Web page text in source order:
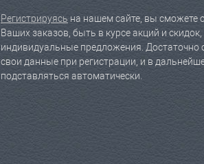
Регистрируясь на нашем сайте, вы сможете
Ваших заказов, быть в курсе акций и
индивидуальные предложения. Достаточно
свои данные при регистрации, и в
подставляться автоматически.